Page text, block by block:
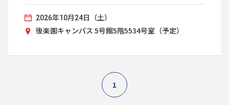
2026年10月24日（土）
後楽園キャンパス 5号館5階5534号室（予定）
1